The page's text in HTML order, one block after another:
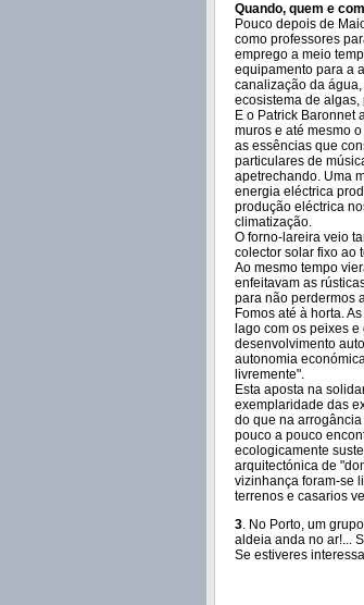
Quando, quem e
Pouco depois de
como professores
emprego a meio
equipamento para a
canalização da
ecosistema de algas,
E o Patrick Baronnet
muros e até mesmo
as essências que
particulares de
apetrechando. Uma
energia eléctrica
produção eléctrica
climatização.
O forno-lareira veio
colector solar fixo ao
Ao mesmo tempo
enfeitavam as
para não perdermos
Fomos até à horta.
lago com os peixes
desenvolvimento
autonomia
livremente".
Esta aposta na
exemplaridade das
do que na
pouco a pouco
ecologicamente
arquitectónica de
vizinhança foram-se
terrenos e casarios
3. No Porto, um
aldeia anda no ar!...
Se estiveres